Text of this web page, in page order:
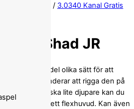
/ 3.0340 Kanal Gratis
Shad JR
på en hel del olika sätt för att
Vi rekommenderar att rigga den på
Om du vill fiska lite djupare kan du
eller använda ett flexhuvud. Kan även